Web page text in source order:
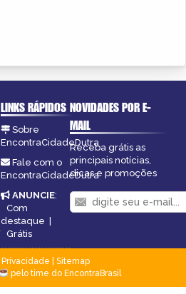
LINKS RÁPIDOS
Sobre
EncontraCidadeDutra
Fale com o
EncontraCidadeDutra
ANUNCIE:
Com
destaque |
Grátis
NOVIDADES POR E-
MAIL
Receba grátis as
principais notícias,
dicas e promoções
Privacidade
Sitemap
pelo time do EncontraBrasil